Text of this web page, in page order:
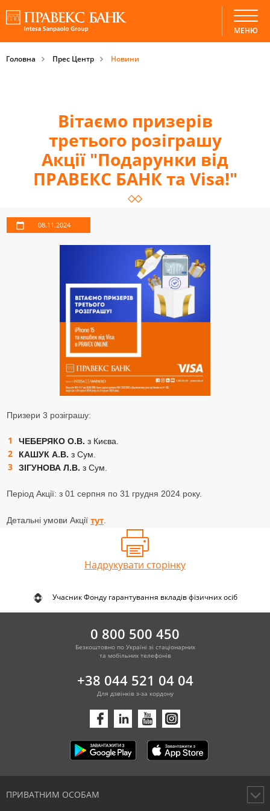
МЕНЮ
Головна Прес Центр Новини
Вітаємо призерів
третього розіграшу
Акції "Подарунки від
ПРАВЕКС БАНК та Visa!"
08.11.2024
Призери 3 розіграшу:
ЧЕБЕРЯКО О.В. з Києва.
КАШУК А.В. з Сум.
ЗІГУНОВА Л.В. з Сум.
Період Акції: з 01 серпня по 31 грудня 2024 року.
Детальні умови Акції тут
Надрукувати сторінку
Учасник Фонду гарантування вкладів фізичних осіб
0 800 500 450
Безкоштовно по Україні зі стаціонарних
та мобільних телефонів
+38 044 521 04 04
Для дзвінків з-за кордону
ПРИВАТНИМ ОСОБАМ